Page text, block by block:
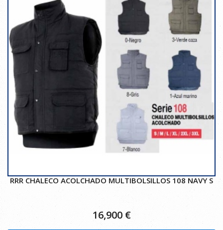
RRR CHALECO ACOLCHADO MULTIBOLSILLOS 108 NAVY S
16,900€